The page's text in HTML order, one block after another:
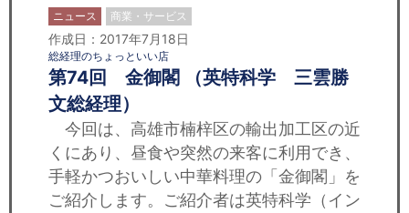
ニュース 商業・サービス
作成日：2017年7月18日
総経理のちょっといい店
第74回 金御閣 （英特科学 三雲勝
文総経理）
今回は、高雄市楠梓区の輸出加工区の近
くにあり、昼食や突然の来客に利用でき、
手軽かつおいしい中華料理の「金御閣」を
ご紹介します。ご紹介者は英特科学（イン